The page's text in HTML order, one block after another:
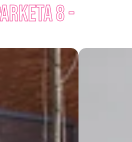
snižuje zatížení kanalizačních sítí.
přírody a lepšímu
co jí patří – a pomozme jí držet
8 -